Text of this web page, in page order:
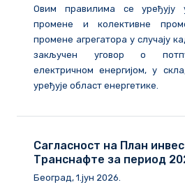
Овим правилима се уређују
промене и колективне
промене агрегатора у случају
закључен уговор о
електричном енергијом, у
уређује област енергетике.
Сагласност на План
Транснафте за период
Београд, 1.јун 2026.